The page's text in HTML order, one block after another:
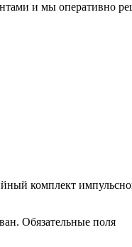
и мы оперативно
комплект
Обязательные поля